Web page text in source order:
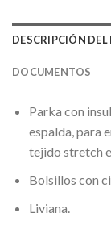
DESCRIPCIÓN
DOCUMENTOS
Parka con
espalda, para
tejido stretch
Bolsillos con
Liviana.